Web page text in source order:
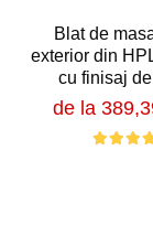
Blat de
exterior din
cu finisaj
de la